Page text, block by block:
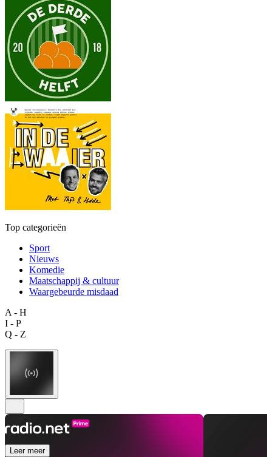
Top categorieën
Sport
Nieuws
Komedie
Maatschappij & cultuur
Waargebeurde misdaad
A - H
I - P
Q - Z
Leer meer